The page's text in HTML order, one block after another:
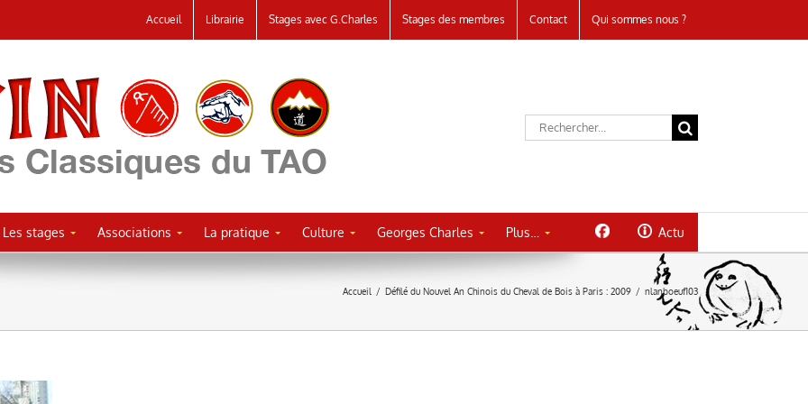
Accueil Librairie Stages avec G.Charles Stages des membres Contact Qui sommes nous ?
Rechercher:
Les stages Associations La pratique Culture Georges Charles Plus… Actu
Accueil / Défilé du Nouvel An Chinois du Cheval de Bois à Paris : 2009 / nlanboeuf103